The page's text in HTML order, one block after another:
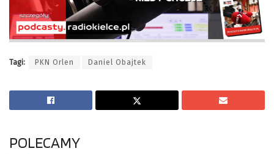
Tagi: PKN Orlen Daniel Obajtek
POLECAMY